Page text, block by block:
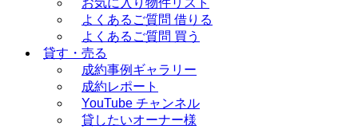
お気に入り物件リスト
よくあるご質問 借りる
よくあるご質問 買う
貸す・売る
成約事例ギャラリー
成約レポート
YouTube チャンネル
貸したいオーナー様